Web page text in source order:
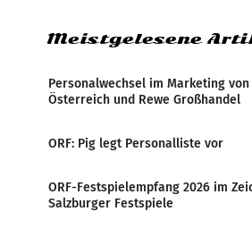
Meistgelesene
Personalwechsel im Marketing von
Österreich und Rewe Großhandel
ORF: Pig legt Personalliste vor
ORF-Festspielempfang 2026 im
Salzburger Festspiele